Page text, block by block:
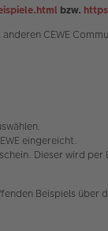
bzw.
CEWE
eingereicht.
Dieser wird
Beispiels